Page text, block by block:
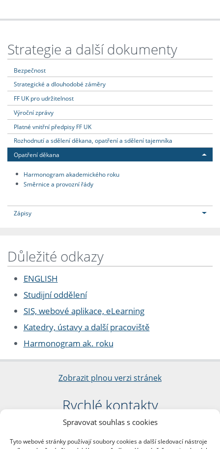
Spravovat souhlas s cookies
Tyto webové stránky používají soubory cookies a další sledovací nástroje
Strategie a další dokumenty
Bezpečnost
Strategické a dlouhodobé záměry
FF UK pro udržitelnost
Výroční zprávy
Platné vnitřní předpisy FF UK
Rozhodnutí a sdělení děkana, opatření a sdělení tajemníka
Opatření děkana
Harmonogram akademického roku
Směrnice a provozní řády
Zápisy
Důležité odkazy
ENGLISH
Studijní oddělení
SIS, webové aplikace, eLearning
Katedry, ústavy a další pracoviště
Harmonogram ak. roku
Zobrazit plnou verzi stránek
Rychlé kontakty
Filozofická fakulta
nám. Jana Palacha 1/2